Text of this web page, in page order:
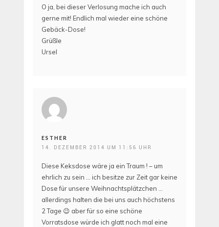
O ja, bei dieser Verlosung mache ich auch
gerne mit! Endlich mal wieder eine schöne
Gebäck-Dose!
Grüßle
Ursel
ESTHER
14. DEZEMBER 2014 UM 11:56 UHR
Diese Keksdose wäre ja ein Traum ! – um
ehrlich zu sein … ich besitze zur Zeit gar keine
Dose für unsere Weihnachtsplätzchen …
allerdings halten die bei uns auch höchstens
2 Tage 😉 aber für so eine schöne
Vorratsdose würde ich glatt noch mal eine